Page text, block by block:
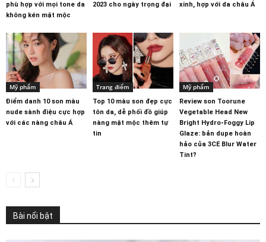
phù hợp với mọi tone da
không kén mặt mộc
2023 cho ngày trọng đại
xinh, hợp với da châu Á
Mỹ phẩm
Điểm danh 10 son màu
nude sành điệu cực hợp
với các nàng châu Á
Trang điểm
Top 10 màu son đẹp cực
tôn da, dễ phối đồ giúp
nàng mặt mộc thêm tự
tin
Mỹ phẩm
Review son Toorune
Vegetable Head New
Bright Hydro-Foggy Lip
Glaze: bản dupe hoàn
hảo của 3CE Blur Water
Tint?
Bài nổi bật